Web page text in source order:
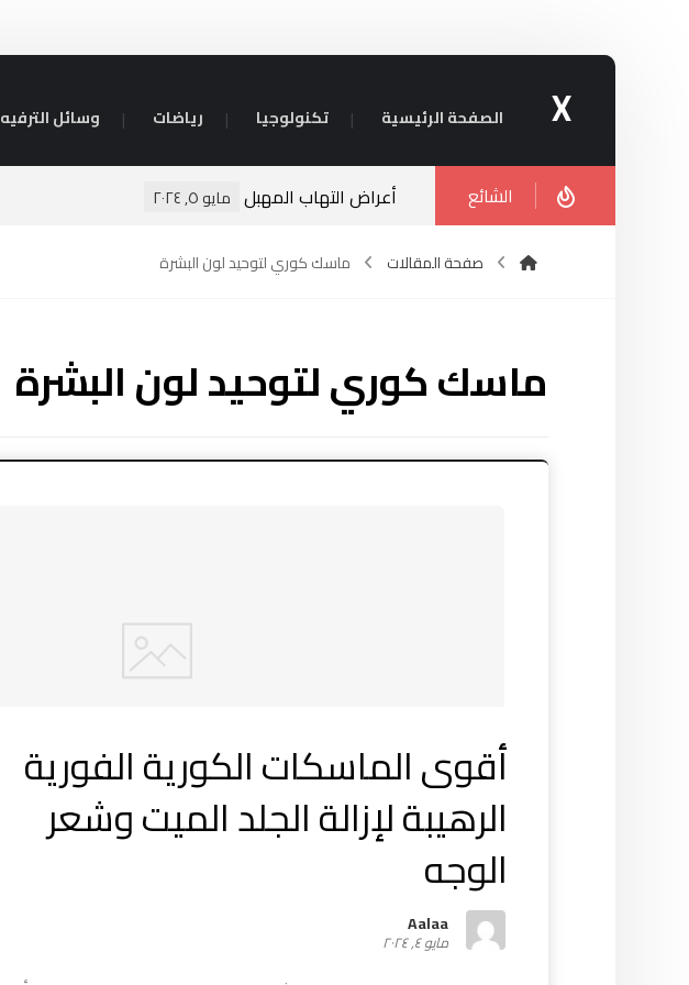
X الصفحة الرئيسية تكنولوجيا رياضات وسائل الترفيه
الشائع أعراض التهاب المهبل مايو ٥, ٢٠٢٤
صفحة المقالات ماسك كوري لتوحيد لون البشرة
ماسك كوري لتوحيد لون البشرة
أقوى الماسكات الكورية الفورية
الرهيبة لإزالة الجلد الميت وشعر
الوجه
Aalaa
مايو ٤, ٢٠٢٤